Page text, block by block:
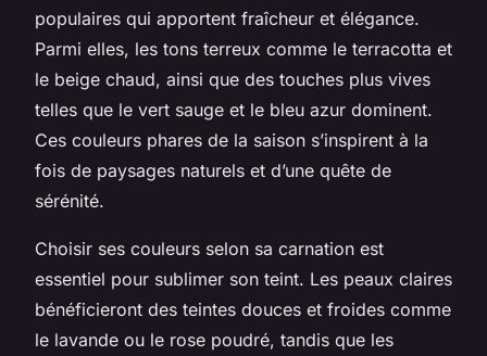
populaires qui apportent fraîcheur et élégance.
Parmi elles, les tons terreux comme le terracotta et
le beige chaud, ainsi que des touches plus vives
telles que le vert sauge et le bleu azur dominent.
Ces couleurs phares de la saison s’inspirent à la
fois de paysages naturels et d’une quête de
sérénité.
Choisir ses couleurs selon sa carnation est
essentiel pour sublimer son teint. Les peaux claires
bénéficieront des teintes douces et froides comme
le lavande ou le rose poudré, tandis que les